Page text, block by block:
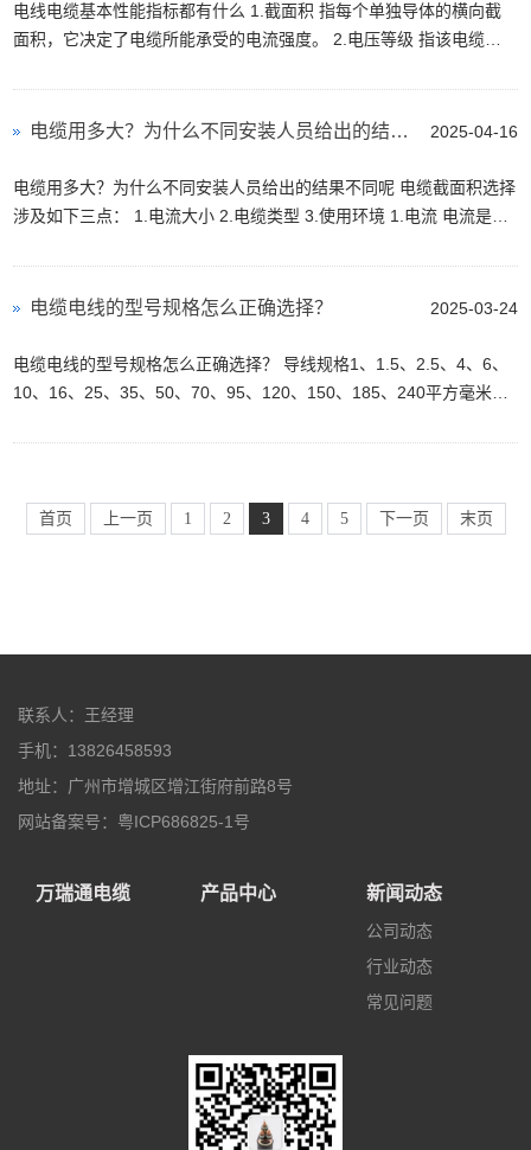
电线电缆基本性能指标都有什么 1.截面积 指每个单独导体的横向截
面积，它决定了电缆所能承受的电流强度。 2.电压等级 指该电缆所
2025-04-16
电缆用多大？为什么不同安装人员给出的结果不同呢
电缆用多大？为什么不同安装人员给出的结果不同呢 电缆截面积选择
涉及如下三点： 1.电流大小 2.电缆类型 3.使用环境 1.电流 电流是选
2025-03-24
电缆电线的型号规格怎么正确选择？
电缆电线的型号规格怎么正确选择？ 导线规格1、1.5、2.5、4、6、
10、16、25、35、50、70、95、120、150、185、240平方毫米。
=4平的...
首页 上一页 1 2 3 4 5 下一页 末页
联系人：王经理
手机：13826458593
地址：广州市增城区增江街府前路8号
网站备案号：粤ICP686825-1号
万瑞通电缆 产品中心 新闻动态
公司动态
行业动态
常见问题